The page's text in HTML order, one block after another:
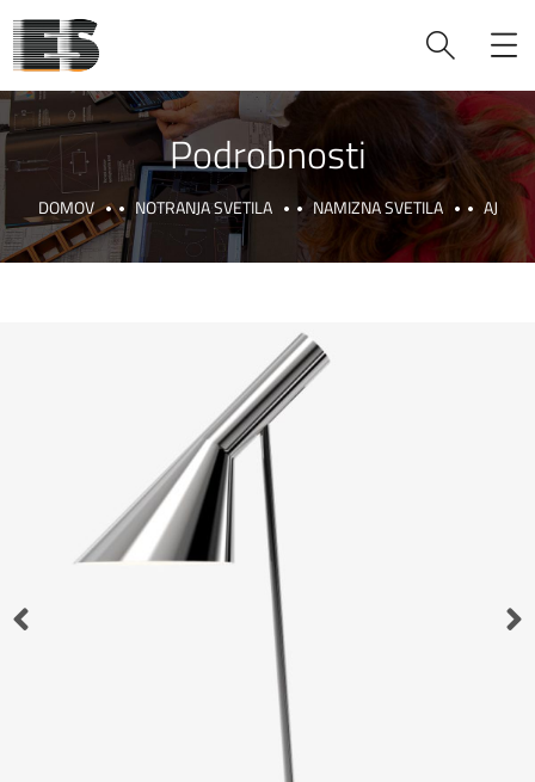
Podrobnosti
DOMOV NOTRANJA SVETILA NAMIZNA SVETILA AJ